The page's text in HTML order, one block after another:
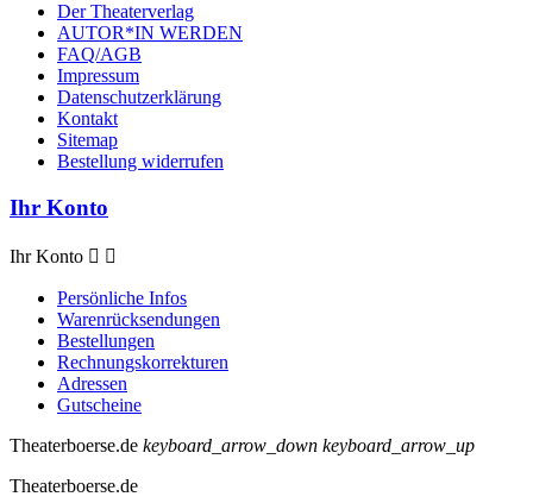
Der Theaterverlag
AUTOR*IN WERDEN
FAQ/AGB
Impressum
Datenschutzerklärung
Kontakt
Sitemap
Bestellung widerrufen
Ihr Konto
Ihr Konto  
Persönliche Infos
Warenrücksendungen
Bestellungen
Rechnungskorrekturen
Adressen
Gutscheine
Theaterboerse.de keyboard_arrow_down keyboard_arrow_up
Theaterboerse.de